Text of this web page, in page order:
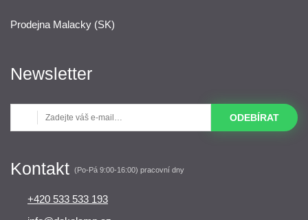
Prodejna Malacky (SK)
Newsletter
ODEBÍRAT
Kontakt (Po-Pá 9:00-16:00) pracovní dny
+420 533 533 193